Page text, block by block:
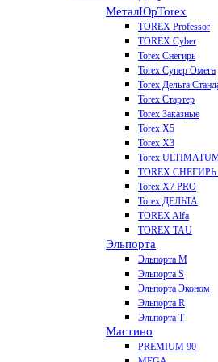
МеталЮрTorex
TOREX Professor
TOREX Cyber
Torex Снегирь
Torex Супер Омега
Torex Дельта
Torex Стартер
Torex Заказные
Torex Х5
Torex Х3
Torex
TOREX СНЕГИРЬ
Torex X7 PRO
Torex ДЕЛЬТА
TOREX Alfa
TOREX TAU
Эльпорта
Эльпорта M
Эльпорта S
Эльпорта Эконом
Эльпорта R
Эльпорта Т
Мастино
PREMIUM 90